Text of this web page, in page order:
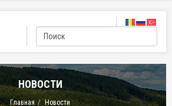
НОВОСТИ
Главная Новости